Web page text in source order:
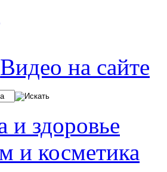
Видео на сайте
и здоровье
и косметика